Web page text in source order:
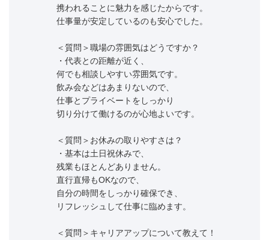
携われることに魅力を感じたからです。
仕事量が安定しているのも安心でした。
＜質問＞職場の雰囲気はどうですか？
・代表との距離が近く、
何でも相談しやすい雰囲気です。
飲み会などはあまりないので、
仕事とプライベートをしっかり
切り分けて働けるのが心地よいです。
＜質問＞お休みの取りやすさは？
・基本は土日祝休みで、
残業もほとんどありません。
直行直帰もOKなので、
自分の時間をしっかり確保でき、
リフレッシュして仕事に臨めます。
＜質問＞キャリアアップについて教えて！